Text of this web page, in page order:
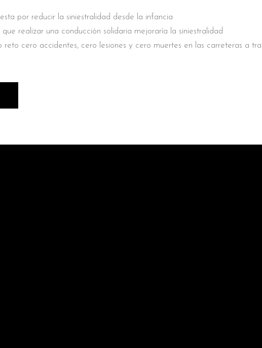
por reducir la siniestralidad desde la infancia
realizar una conducción solidaria mejoraría la siniestralidad
reto cero accidentes, cero lesiones y cero muertes en las carreteras a